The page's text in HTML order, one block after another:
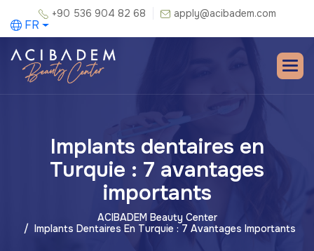
+90 536 904 82 68 apply@acibadem.com
FR
Implants dentaires en
Turquie : 7 avantages
importants
ACIBADEM Beauty Center
Implants Dentaires En Turquie : 7 Avantages Importants